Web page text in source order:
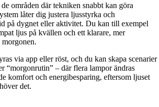
områden där tekniken snabbt kan göra
låter dig justera ljusstyrka och
på dygnet eller aktivitet. Du kan till exempel
ljus på kvällen och ett klarare, mer
via app eller röst, och du kan skapa scenarier
“morgonrutin” – där flera lampor ändras
komfort och energibesparing, eftersom ljuset
det.